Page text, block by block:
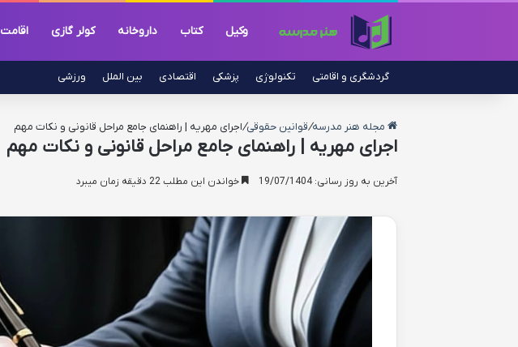
وکیل کتاب داروخانه کولر گازی اقامت
گردشگری و اقامتی تکنولوژی پزشکی اقتصادی بین الملل ورزشی
مجله هنر مدرسه/قوانین حقوقی/اجرای مهریه | راهنمای جامع مراحل قانونی و نکات مهم
اجرای مهریه | راهنمای جامع مراحل قانونی و نکات مهم
آخرین به روز رسانی: 19/07/1404 خواندن این مطلب 22 دقیقه زمان میبرد